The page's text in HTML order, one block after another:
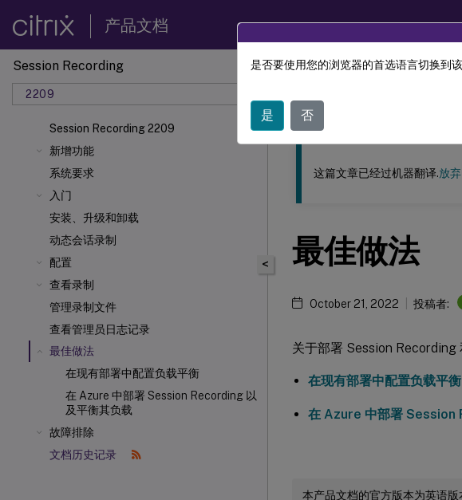
产品文档
Session Recording
2209
Session Recording 2209
新增功能
系统要求
入门
安装、升级和卸载
动态会话录制
配置
查看录制
管理录制文件
查看管理员日志记录
最佳做法
在现有部署中配置负载平衡
在 Azure 中部署 Session Recording 以
及平衡其负载
故障排除
文档历史记录
此内容已经过机器动态翻译。
<
这篇文章已经过机器翻译.放弃
最佳做法
October 21, 2022 投稿者:
关于部署 Session Recording
在现有部署中配置负载平衡
在 Azure 中部署 Session
本产品文档的官方版本为英语
是否要使用您的浏览器的首选语言切换到
是 否